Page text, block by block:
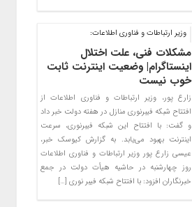
وزیر ارتباطات و فناوری اطلاعات:
مشکلات فنی، علت اختلال
اینستاگرام| وضعیت اینترنت ثابت
خوب نیست
زارع پور، وزیر ارتباطات و فناوری اطلاعات از
افتتاح شبکه فیبرنوری منازل در هفته دولت خبر داد
و گفت: با افتتاح این شبکه فیبرنوری، سرعت
اینترنت بهبود می‌یابد. به گزارش کیوسک خبر،
عیسی زارع پور وزیر ارتباطات و فناوری اطلاعات
روز چهارشنبه در حاشیه هیأت دولت در جمع
خبرنگاران افزود: با افتتاح شبکه فیبر نوری […]